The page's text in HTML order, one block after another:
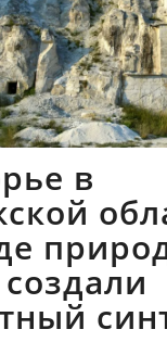
в